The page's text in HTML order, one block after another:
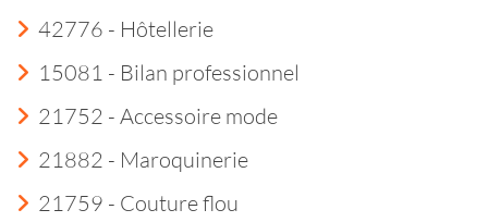
42776 - Hôtellerie
15081 - Bilan professionnel
21752 - Accessoire mode
21882 - Maroquinerie
21759 - Couture flou